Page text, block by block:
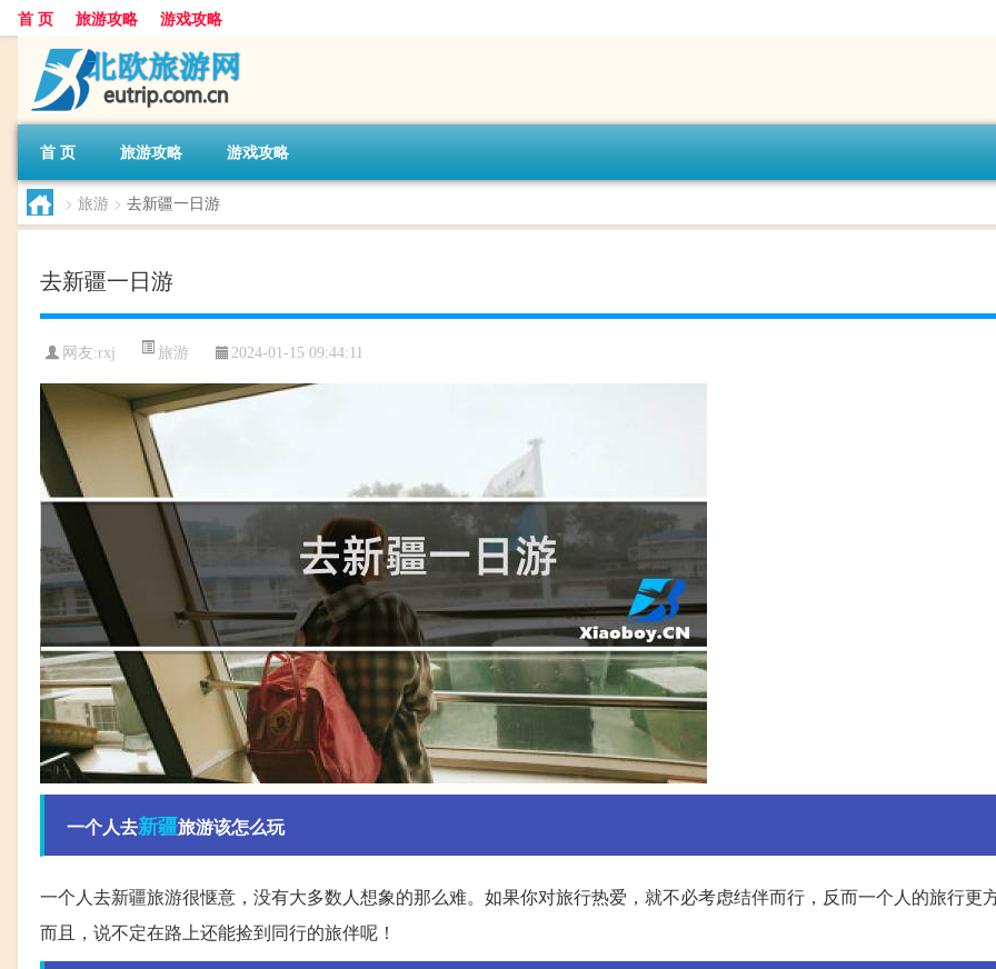
首 页 旅游攻略 游戏攻略
首 页 旅游攻略 游戏攻略
> 旅游 > 去新疆一日游
去新疆一日游
网友:rxj 旅游 2024-01-15 09:44:11
一个人去新疆旅游该怎么玩
一个人去新疆旅游很惬意，没有大多数人想象的那么难。如果你对旅行热爱，就不必考虑结伴而行，反而一个人的旅行更
而且，说不定在路上还能捡到同行的旅伴呢！